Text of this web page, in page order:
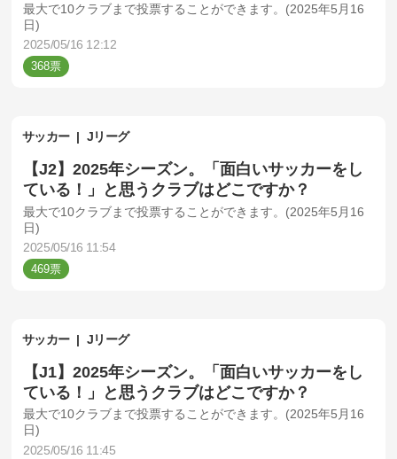
最大で10クラブまで投票することができます。(2025年5月16
日)
2025/05/16 12:12
368
サッカー Jリーグ
【J2】2025年シーズン。「面白いサッカーをし
ている！」と思うクラブはどこですか？
最大で10クラブまで投票することができます。(2025年5月16
日)
2025/05/16 11:54
469
サッカー Jリーグ
【J1】2025年シーズン。「面白いサッカーをし
ている！」と思うクラブはどこですか？
最大で10クラブまで投票することができます。(2025年5月16
日)
2025/05/16 11:45